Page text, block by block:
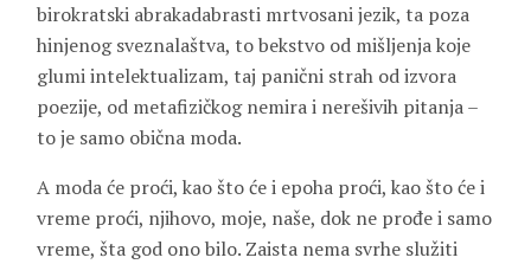
birokratski abrakadabrasti mrtvosani jezik, ta poza
hinjenog sveznalaštva, to bekstvo od mišljenja koje
glumi intelektualizam, taj panični strah od izvora
poezije, od metafizičkog nemira i nerešivih pitanja –
to je samo obična moda.
A moda će proći, kao što će i epoha proći, kao što će i
vreme proći, njihovo, moje, naše, dok ne prođe i samo
vreme, šta god ono bilo. Zaista nema svrhe služiti